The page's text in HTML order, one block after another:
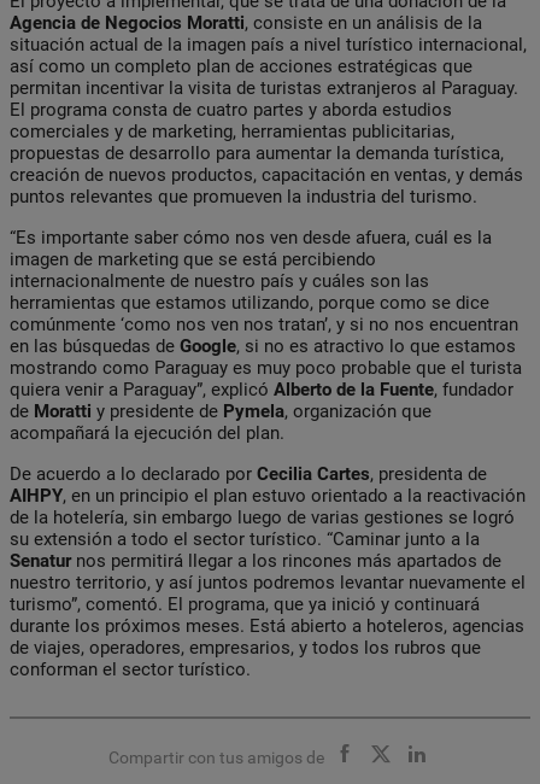
Agencia de Negocios Moratti, consiste en un análisis de la
situación actual de la imagen país a nivel turístico internacional,
así como un completo plan de acciones estratégicas que
permitan incentivar la visita de turistas extranjeros al Paraguay.
El programa consta de cuatro partes y aborda estudios
comerciales y de marketing, herramientas publicitarias,
propuestas de desarrollo para aumentar la demanda turística,
creación de nuevos productos, capacitación en ventas, y demás
puntos relevantes que promueven la industria del turismo.
“Es importante saber cómo nos ven desde afuera, cuál es la
imagen de marketing que se está percibiendo
internacionalmente de nuestro país y cuáles son las
herramientas que estamos utilizando, porque como se dice
comúnmente ‘como nos ven nos tratan’, y si no nos encuentran
en las búsquedas de Google, si no es atractivo lo que estamos
mostrando como Paraguay es muy poco probable que el turista
quiera venir a Paraguay”, explicó Alberto de la Fuente, fundador
de Moratti y presidente de Pymela, organización que
acompañará la ejecución del plan.
De acuerdo a lo declarado por Cecilia Cartes, presidenta de
AIHPY, en un principio el plan estuvo orientado a la reactivación
de la hotelería, sin embargo luego de varias gestiones se logró
su extensión a todo el sector turístico. “Caminar junto a la
Senatur nos permitirá llegar a los rincones más apartados de
nuestro territorio, y así juntos podremos levantar nuevamente el
turismo”, comentó. El programa, que ya inició y continuará
durante los próximos meses. Está abierto a hoteleros, agencias
de viajes, operadores, empresarios, y todos los rubros que
conforman el sector turístico.
Compartir con tus amigos de